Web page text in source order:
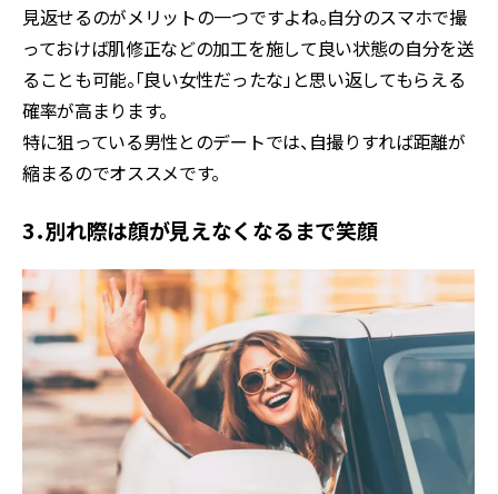
見返せるのがメリットの一つですよね。自分のスマホで撮
っておけば肌修正などの加工を施して良い状態の自分を送
ることも可能。「良い女性だったな」と思い返してもらえる
確率が高まります。
特に狙っている男性とのデートでは、自撮りすれば距離が
縮まるのでオススメです。
3．別れ際は顔が見えなくなるまで笑顔